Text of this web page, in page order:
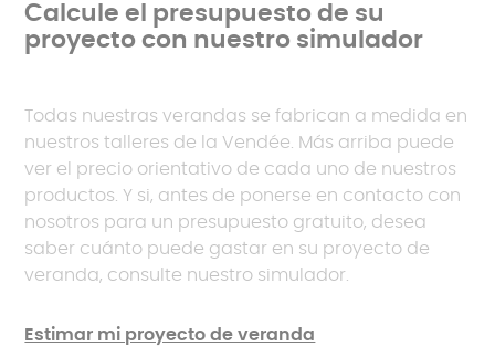
Calcule el presupuesto de su
proyecto con nuestro simulador
Todas nuestras verandas se fabrican a medida en
nuestros talleres de la Vendée. Más arriba puede
ver el precio orientativo de cada uno de nuestros
productos. Y si, antes de ponerse en contacto con
nosotros para un presupuesto gratuito, desea
saber cuánto puede gastar en su proyecto de
veranda, consulte nuestro simulador.
Estimar mi proyecto de veranda